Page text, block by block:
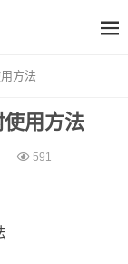
方法
用方法
591